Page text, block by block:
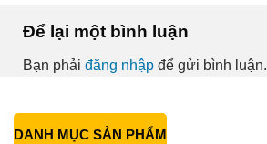
Để lại một bình luận
Bạn phải đăng nhập để gửi bình luận.
DANH MỤC SẢN PHẨM